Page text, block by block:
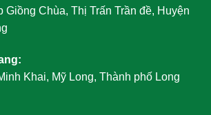
Giồng Chùa, Thị Trấn Trần đề, Huyện
Khai, Mỹ Long, Thành phố Long